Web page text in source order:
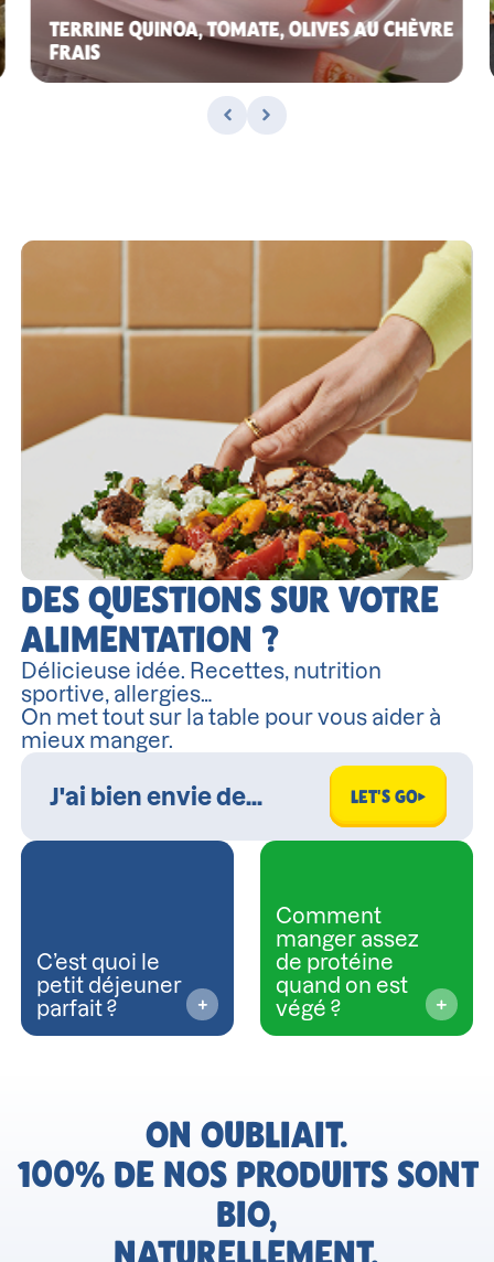
TERRINE QUINOA, TOMATE, OLIVES AU CHÈVRE
FRAIS
DES QUESTIONS SUR VOTRE
ALIMENTATION ?
Délicieuse idée. Recettes, nutrition
sportive, allergies…
On met tout sur la table pour vous aider à
mieux manger.
LET'S GO
C’est quoi le
petit déjeuner
parfait ?
Comment
manger assez
de protéine
quand on est
végé ?
ON OUBLIAIT.
100% DE NOS PRODUITS SONT
BIO,